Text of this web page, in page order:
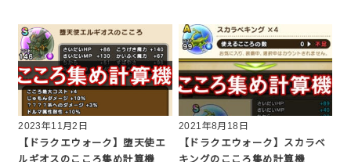
2023年11月2日
【ドラクエウォーク】堕天使エ
2021年8月18日
【ドラクエウォーク】スカラベ